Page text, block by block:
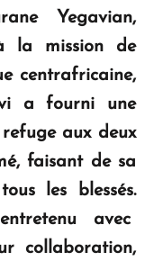
et d'avenir
d'Arménie
Yegavian,
la mission de
centrafricaine,
a fourni une
aux deux
faisant de sa
les blessés.
avec
collaboration,